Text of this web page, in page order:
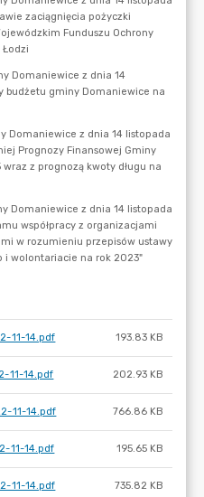
11-14.pdf 193.83 KB
11-14.pdf 202.93 KB
11-14.pdf 766.86 KB
11-14.pdf 195.65 KB
11-14.pdf 735.82 KB